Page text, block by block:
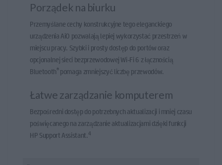
Porządek na biurku
Przemyślane cechy konstrukcyjne tego eleganckiego
urządzenia AiO pozwalają lepiej wykorzystać przestrzeń w
miejscu pracy. Szybki i prosty dostęp do portów oraz
opcjonalnej sieci bezprzewodowej Wi-Fi 6 z łącznością
Bluetooth® pomaga zmniejszyć liczbę przewodów.
Łatwe zarządzanie komputerem
Bezpośredni dostęp do potrzebnych aktualizacji i mniej czasu
poświęcanego na zarządzanie aktualizacjami dzięki funkcji
HP Support Assistant.4